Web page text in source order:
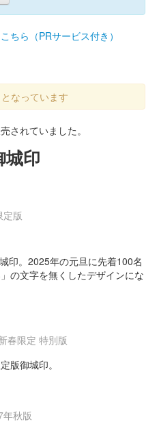
ちら（PRサービス付き）
なっています
されていました。
印
定版
印。2025年の元旦に先着100名
の文字を無くしたデザインにな
春限定 特別版
版御城印。
年秋版